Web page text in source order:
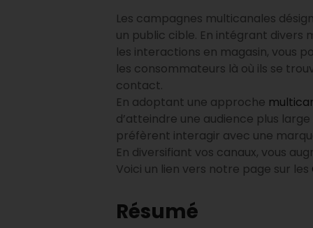
Les campagnes multicanales
un public cible. En intégrant divers
les interactions en magasin, vous
les consommateurs là où ils se
contact.
En adoptant une approche
d’atteindre une audience plus
préfèrent interagir avec une
En diversifiant vos canaux, vous
Voici un lien vers notre page sur les
Résumé